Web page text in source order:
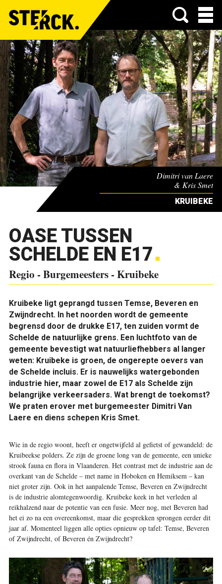
Menu
Dimitri van Laere
& Kris Smet
KRUIBEKE
OASE TUSSEN
SCHELDE EN E17
Regio - Burgemeesters - Kruibeke
Kruibeke ligt geprangd tussen Temse, Beveren en
Zwijndrecht. In het noorden wordt de gemeente
begrensd door de drukke E17, ten zuiden vormt de
Schelde de natuurlijke grens. Een luchtfoto van de
gemeente bevestigt wat natuurliefhebbers al langer
weten: Kruibeke is groen, de ongerepte oevers van
de Schelde incluis. Er is nauwelijks watergebonden
industrie hier, maar zowel de E17 als Schelde zijn
belangrijke verkeersaders. Wat brengt de toekomst?
We praten erover met burgemeester Dimitri Van
Laere en diens schepen Kris Smet.
Wie in de regio woont, heeft er ongetwijfeld al gefietst of gewandeld: de
Kruibeekse polders. Ze zijn de groene long van de gemeente, een unieke
strook fauna en flora in Vlaanderen. Het contrast met de industrie aan de
overkant van de Schelde – met name in Hoboken en Hemiksem – kan
niet groter zijn. Ook in het aanpalende Temse, Beveren en Zwijndrecht
is de industrie alomtegenwoordig. Kruibeke keek in het verleden al
reikhalzend naar de potentie van een fusie. Meer nog, met Beveren had
het ei zo na een overeenkomst, maar die gesprekken sprongen eerder dit
jaar af. Momenteel liggen alle opties opnieuw op tafel: Temse, Beveren
of Zwijndrecht, of Beveren én Zwijndrecht?